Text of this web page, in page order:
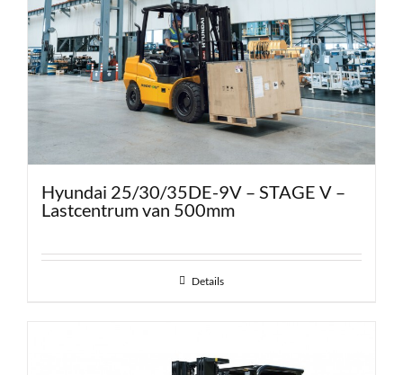
Hyundai 25/30/35DE-9V – STAGE V –
Lastcentrum van 500mm
Details